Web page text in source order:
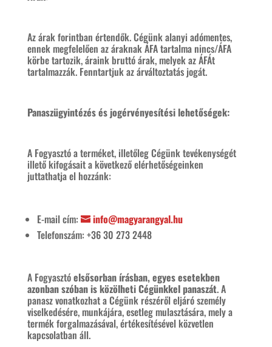
Az árak forintban értendők. Cégünk alanyi adómentes,
ennek megfelelően az áraknak ÁFA tartalma nincs/ÁFA
körbe tartozik, áraink bruttó árak, melyek az ÁFÁt
tartalmazzák. Fenntartjuk az árváltoztatás jogát.
Panaszügyintézés és jogérvényesítési lehetőségek:
A Fogyasztó a terméket, illetőleg Cégünk tevékenységét
illető kifogásait a következő elérhetőségeinken
juttathatja el hozzánk:
E-mail cím:
info@magyarangyal.hu
Telefonszám: +36 30 273 2448
A Fogyasztóelsősorban írásban, egyes esetekben
azonban szóban is közölheti Cégünkkel panaszát. A
panasz vonatkozhat a Cégünk részéről eljáró személy
viselkedésére, munkájára, esetleg mulasztására, mely a
termék forgalmazásával, értékesítésével közvetlen
kapcsolatban áll.